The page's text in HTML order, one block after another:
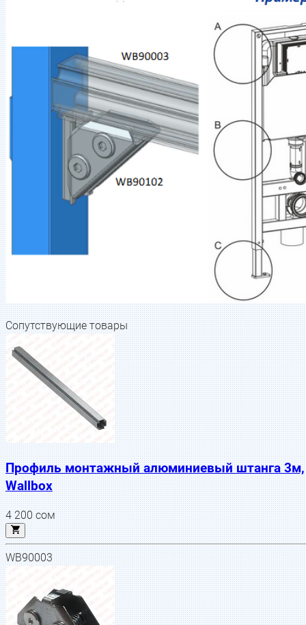
Сопутствующие товары
Профиль монтажный алюминиевый штанга 3м,
Wallbox
4 200сом
WB90003